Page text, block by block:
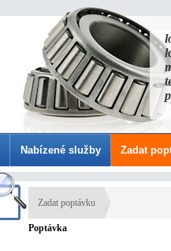
Nabízené služby Zadat
Zadat poptávku
Poptávka